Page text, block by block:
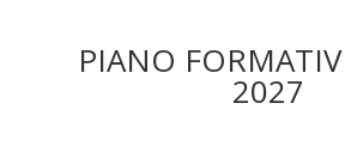
PIANO
2027